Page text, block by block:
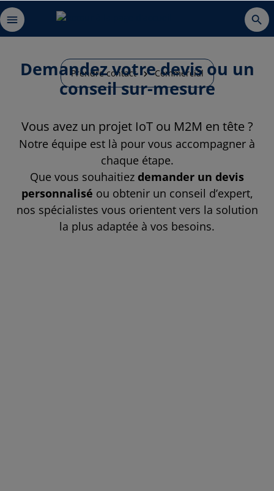
Prendre contact Commercial
Demandez votre devis ou un
conseil sur-mesure
Vous avez un projet IoT ou M2M en tête ?
Notre équipe est là pour vous accompagner à
chaque étape.
Que vous souhaitiez demander un devis
personnalisé ou obtenir un conseil d’expert,
nos spécialistes vous orientent vers la solution
la plus adaptée à vos besoins.